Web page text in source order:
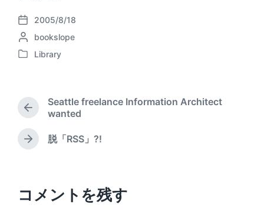
P
o
s
t
e
2005/8/18
P
o
d
b
bookslope
P
e
i
n
Library
P
e
v
s
Seattle freelance Information Architect
wanted
N
p
o
脱「RSS」?!
コメントを残す